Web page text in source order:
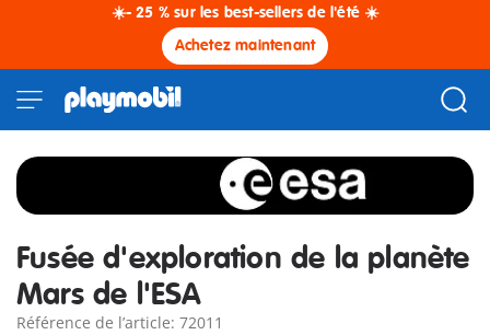
☀️- 25 % sur les best-sellers de l'été ☀️
Achetez maintenant
Fusée d'exploration de la planète
Mars de l'ESA
Référence de l’article: 72011